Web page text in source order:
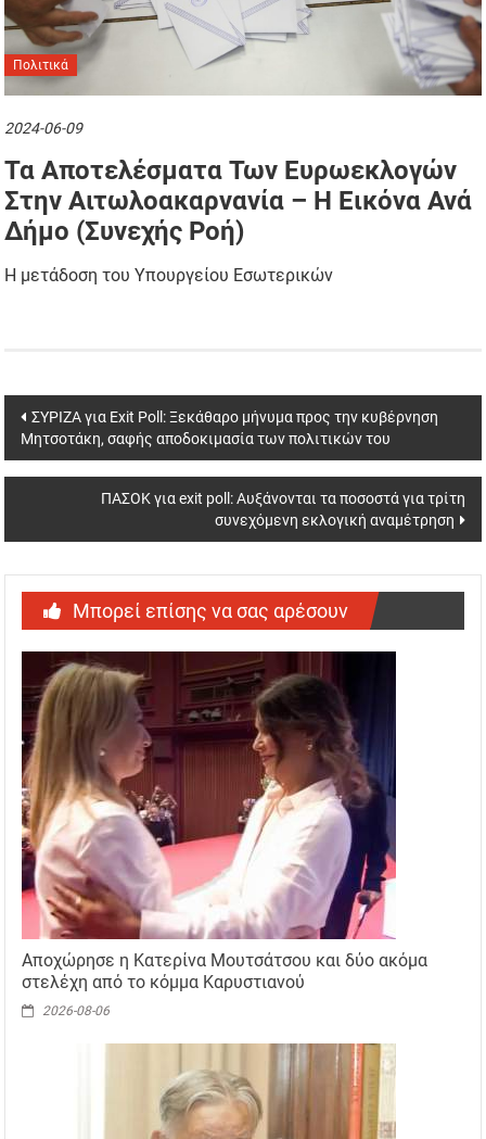
Πολιτικά
2024-06-09
Τα Αποτελέσματα Των Ευρωεκλογών
Στην Αιτωλοακαρνανία – Η Εικόνα Ανά
Δήμο (συνεχής Ροή)
Η μετάδοση του Υπουργείου Εσωτερικών
Post
navigation
ΣΥΡΙΖΑ για Exit Poll: Ξεκάθαρο μήνυμα προς την κυβέρνηση
Μητσοτάκη, σαφής αποδοκιμασία των πολιτικών του
ΠΑΣΟΚ για exit poll: Αυξάνονται τα ποσοστά για τρίτη
συνεχόμενη εκλογική αναμέτρηση
Μπορεί επίσης να σας αρέσουν
Αποχώρησε η Κατερίνα Μουτσάτσου και δύο ακόμα
στελέχη από το κόμμα Καρυστιανού
2026-08-06